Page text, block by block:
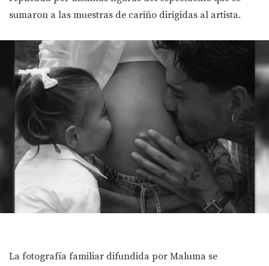
sumaron a las muestras de cariño dirigidas al artista.
La fotografía familiar difundida por Maluma se